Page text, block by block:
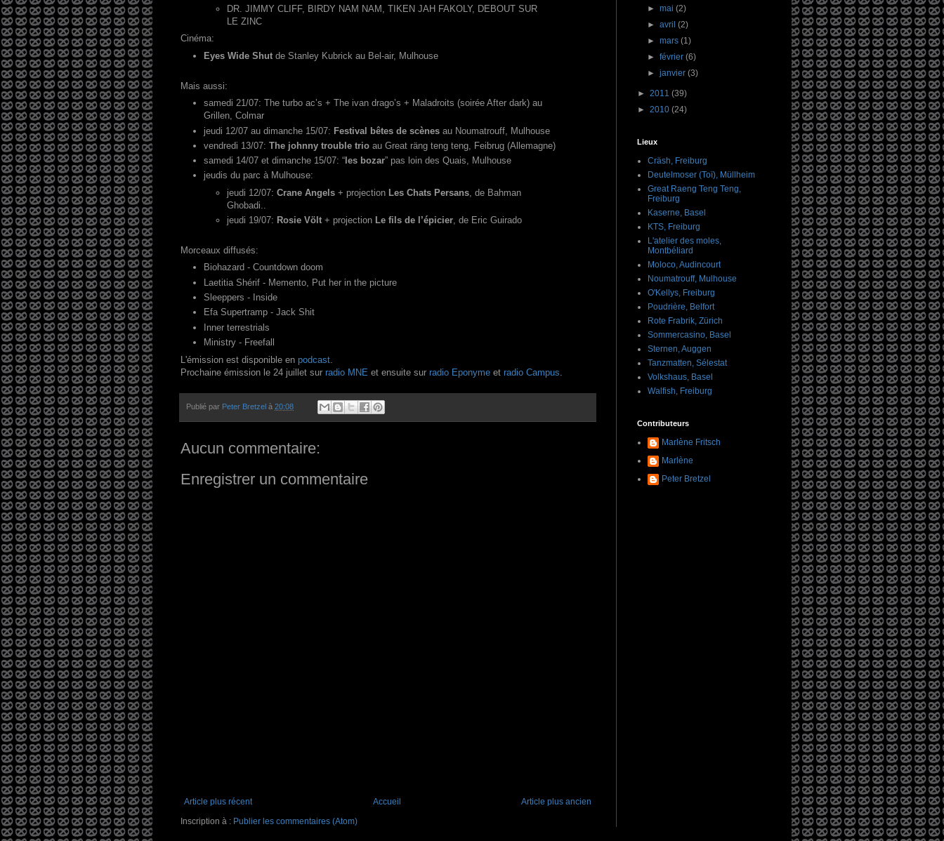
DR. JIMMY CLIFF, BIRDY NAM NAM, TIKEN JAH FAKOLY, DEBOUT SUR
LE ZINC
Cinéma:
Eyes Wide Shut de Stanley Kubrick au Bel-air, Mulhouse
Mais aussi:
samedi 21/07: The turbo ac’s + The ivan drago’s + Maladroits (soirée After dark) au
Grillen, Colmar
jeudi 12/07 au dimanche 15/07: Festival bêtes de scènes au Noumatrouff, Mulhouse
vendredi 13/07: The johnny trouble trio au Great räng teng teng, Feibrug (Allemagne)
samedi 14/07 et dimanche 15/07: “ les bozar” pas loin des Quais, Mulhouse
jeudis du parc à Mulhouse:
jeudi 12/07: Crane Angels + projection Les Chats Persans, de Bahman
Ghobadi..
jeudi 19/07: Rosie Völt + projection Le fils de l’épicier, de Eric Guirado
Morceaux diffusés:
Biohazard - Countdown doom
Laetitia Shérif - Memento, Put her in the picture
Sleeppers - Inside
Efa Supertramp - Jack Shit
Inner terrestrials
Ministry - Freefall
L'émission est disponible en podcast
Prochaine émission le 24 juillet sur radio MNE et ensuite sur radio Eponyme et radio Campus
Publié par Peter Bretzel à 20:08
Aucun commentaire:
Enregistrer un commentaire
Article plus récent Article plus ancien
Accueil
Inscription à : Publier les commentaires (Atom)
►mai(2)
►avril(2)
►mars(1)
►février(6)
►janvier(3)
► 2011 (39)
► 2010 (24)
Lieux
Cräsh, Freiburg
Deutelmoser (Toï), Müllheim
Great Raeng Teng Teng,
Freiburg
Kaserne, Basel
KTS, Freiburg
L'atelier des moles,
Montbéliard
Moloco, Audincourt
Noumatrouff, Mulhouse
O'Kellys, Freiburg
Poudrière, Belfort
Rote Frabrik, Zürich
Sommercasino, Basel
Sternen, Auggen
Tanzmatten, Sélestat
Volkshaus, Basel
Walfish, Freiburg
Contributeurs
Marlène Fritsch
Marlène
Peter Bretzel